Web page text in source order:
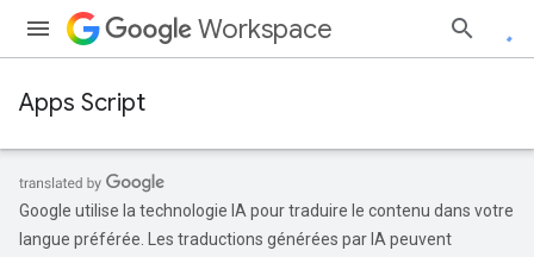
Workspace
Apps Script
Google utilise la technologie IA pour traduire le contenu dans votre
langue préférée. Les traductions générées par IA peuvent